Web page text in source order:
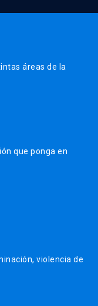
áreas de la
que ponga en
violencia de